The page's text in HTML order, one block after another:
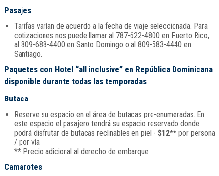
Pasajes
Tarifas varían de acuerdo a la fecha de viaje seleccionada. Para
cotizaciones nos puede llamar al 787-622-4800 en Puerto Rico,
al 809-688-4400 en Santo Domingo o al 809-583-4440 en
Santiago.
Paquetes con Hotel “all inclusive” en República Dominicana
disponible durante todas las temporadas
Butaca
Reserve su espacio en el área de butacas pre-enumeradas. En
este espacio el pasajero tendrá su espacio reservado donde
podrá disfrutar de butacas reclinables en piel - $12**por persona
/ por vía
** Precio adicional al derecho de embarque
Camarotes